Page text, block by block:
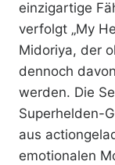
einzigartige
verfolgt „My
Midoriya, der
dennoch
werden. Die
Superhelden-
aus
emotionalen